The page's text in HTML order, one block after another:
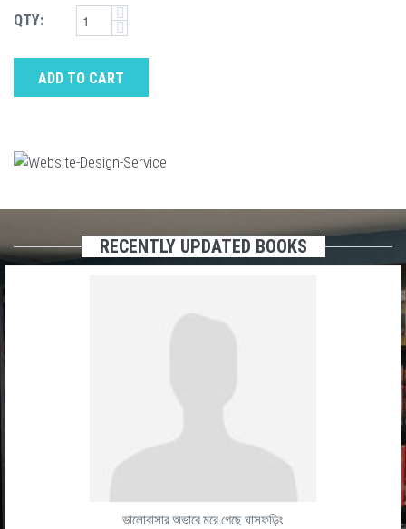
QTY:
ADD TO CART
RECENTLY UPDATED BOOKS
ভালোবাসার অভাবে মরে গেছে ঘাসফড়িং